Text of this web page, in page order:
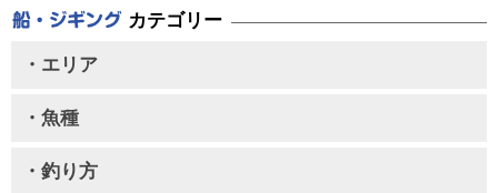
カテゴリー
・エリア
・魚種
・釣り方